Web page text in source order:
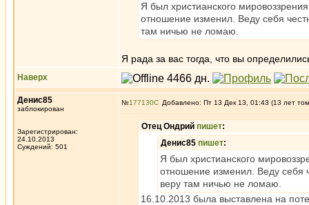
Я был христианского
отношение изменил. Веду себя
там ничью не ломаю.
Я рада за вас тогда, что вы
Наверх
Денис85
заблокирован
Зарегистрирован:
24.10.2013
Суждений: 501
№177130 Добавлено: Пт 13 Дек 13, 01:43 (13 лет
Отец Ондрий пишет:
Денис85 пишет:
Я был христианского
отношение изменил. Веду себя
веру там ничью не ломаю.
16.10.2013 была выставлена на